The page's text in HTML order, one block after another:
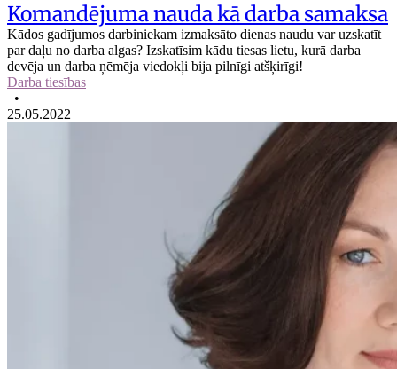
Komandējuma nauda kā darba samaksa
Kādos gadījumos darbiniekam izmaksāto dienas naudu var uzskatīt
par daļu no darba algas? Izskatīsim kādu tiesas lietu, kurā darba
devēja un darba ņēmēja viedokļi bija pilnīgi atšķirīgi!
Darba tiesības
•
25.05.2022